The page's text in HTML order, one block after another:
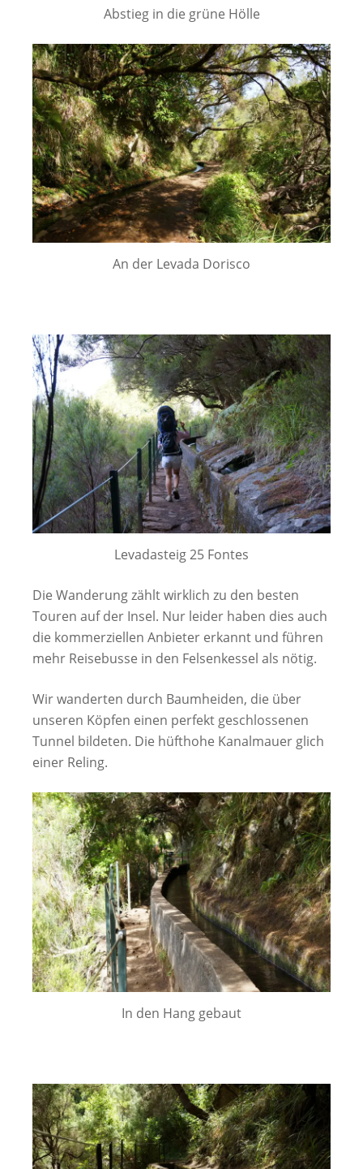
Abstieg in die grüne Hölle
An der Levada Dorisco
Levadasteig 25 Fontes
Die Wanderung zählt wirklich zu den besten
Touren auf der Insel. Nur leider haben dies auch
die kommerziellen Anbieter erkannt und führen
mehr Reisebusse in den Felsenkessel als nötig.
Wir wanderten durch Baumheiden, die über
unseren Köpfen einen perfekt geschlossenen
Tunnel bildeten. Die hüfthohe Kanalmauer glich
einer Reling.
In den Hang gebaut